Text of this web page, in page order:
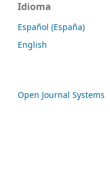
Idioma
Español (España)
English
Open Journal Systems